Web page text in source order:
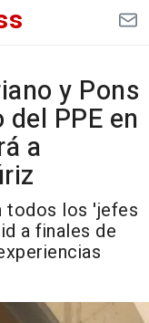
y Pons
PPE en
a
todos los 'jefes
a finales de